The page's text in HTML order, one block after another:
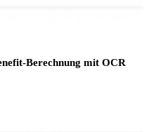
Berechnung mit OCR